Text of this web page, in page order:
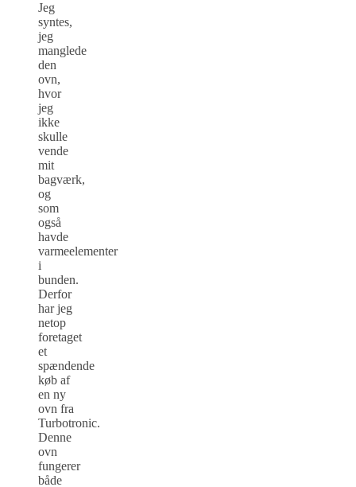
Jeg
syntes,
jeg
manglede
den
ovn,
hvor
jeg
ikke
skulle
vende
mit
bagværk,
og
som
også
havde
varmeelementer
i
bunden.
Derfor
har jeg
netop
foretaget
et
spændende
køb af
en ny
ovn fra
Turbotronic.
Denne
ovn
fungerer
både